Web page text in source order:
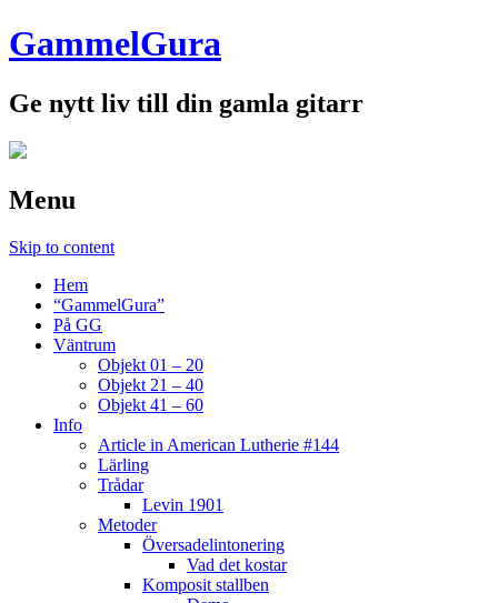
GammelGura
Ge nytt liv till din gamla gitarr
Menu
Skip to content
Hem
“GammelGura”
På GG
Väntrum
Objekt 01 – 20
Objekt 21 – 40
Objekt 41 – 60
Info
Article in American Lutherie #144
Lärling
Trådar
Levin 1901
Metoder
Översadelintonering
Vad det kostar
Komposit stallben